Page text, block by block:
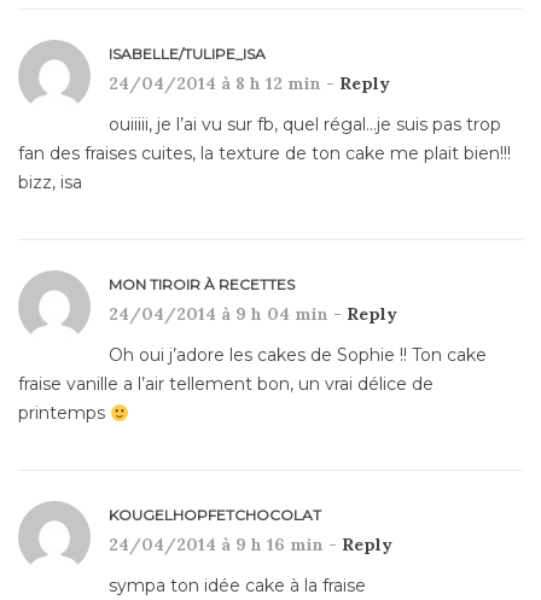
ISABELLE/TULIPE_ISA
24/04/2014 à 8 h 12 min - Reply
ouiiiii, je l’ai vu sur fb, quel régal…je suis pas trop
fan des fraises cuites, la texture de ton cake me plait bien!!!
bizz, isa
MON TIROIR À RECETTES
24/04/2014 à 9 h 04 min - Reply
Oh oui j’adore les cakes de Sophie !! Ton cake
fraise vanille a l’air tellement bon, un vrai délice de
printemps
KOUGELHOPFETCHOCOLAT
24/04/2014 à 9 h 16 min - Reply
sympa ton idée cake à la fraise